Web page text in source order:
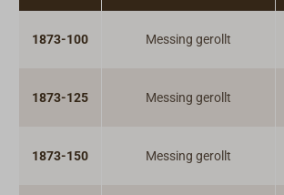
1873-100 Messing gerollt
1873-125 Messing gerollt
1873-150 Messing gerollt